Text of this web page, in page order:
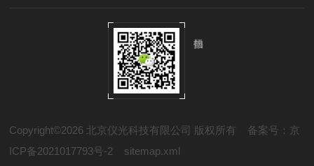
Copyright©2026 北京仪光科技有限公司 版权所有 备案号：京
ICP备2021017793号-2
sitemap.xml